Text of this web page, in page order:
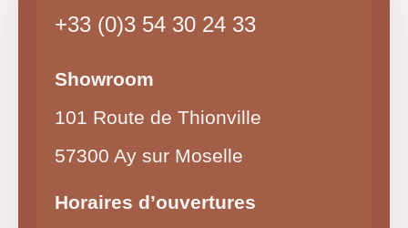
+33 (0)3 54 30 24 33
Showroom
101 Route de Thionville
57300 Ay sur Moselle
Horaires d’ouvertures